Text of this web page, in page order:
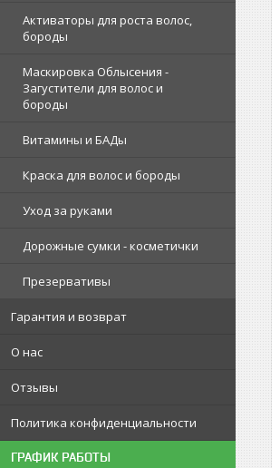
Активаторы для роста волос,
бороды
Маскировка Облысения -
Загустители для волос и
бороды
Витамины и БАДы
Краска для волос и бороды
Уход за руками
Дорожные сумки - косметички
Презервативы
Гарантия и возврат
О нас
Отзывы
Политика конфиденциальности
ГРАФИК РАБОТЫ